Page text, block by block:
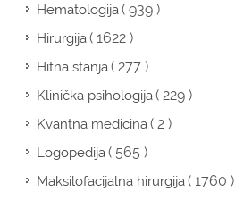
Hematologija( 939 )
Hirurgija( 1622 )
Hitna stanja( 277 )
Klinička psihologija( 229 )
Kvantna medicina( 2 )
Logopedija( 565 )
Maksilofacijalna hirurgija( 1760 )